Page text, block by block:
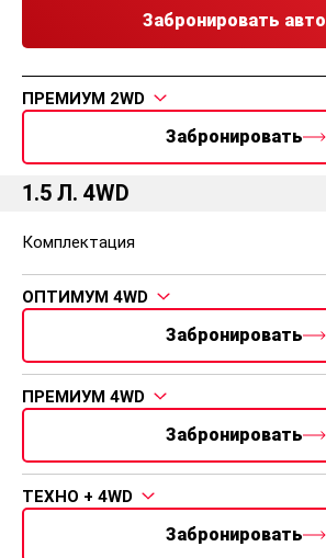
Забронировать авто
ПРЕМИУМ 2WD
Забронировать
1.5 Л. 4WD
Комплектация
ОПТИМУМ 4WD
Забронировать
ПРЕМИУМ 4WD
Забронировать
ТЕХНО + 4WD
Забронировать